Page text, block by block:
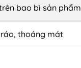
bao bì sản phẩm
thoáng mát